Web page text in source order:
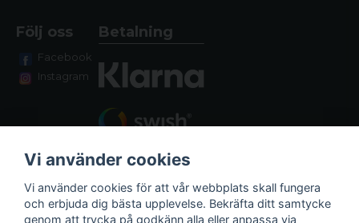
Följ oss
Facebook
Instagram
Betalning
Vi använder cookies
Vi använder cookies för att vår webbplats skall fungera
och erbjuda dig bästa upplevelse. Bekräfta ditt samtycke
genom att trycka på godkänn alla eller anpassa via